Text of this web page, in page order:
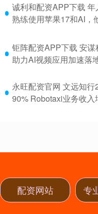
诚利和配资APP下载 年
熟练使用苹果17和AI，
钜阵配资APP下载 安
助力AI视频应用加速落
永旺配资官网 文远知
90% Robotaxi业务收入
配资网站 专